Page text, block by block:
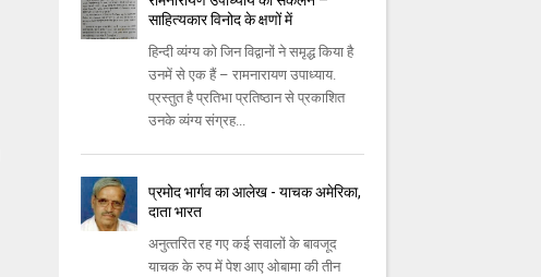
साहित्यकार विनोद के क्षणों में
हिन्दी व्यंग्य को जिन विद्वानों ने समृद्ध किया है
उनमें से एक हैं – रामनारायण उपाध्याय.
प्रस्तुत है प्रतिभा प्रतिष्ठान से प्रकाशित
उनके व्यंग्य संग्रह...
प्रमोद भार्गव का आलेख - याचक अमेरिका,
दाता भारत
अनुत्‍तरित रह गए कई सवालों के बावजूद
याचक के रुप में पेश आए ओबामा की तीन